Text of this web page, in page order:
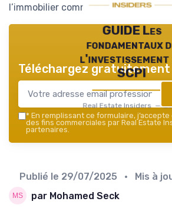
l’immobilier commercial.
GUIDE Les
fondamentaux
l'investissement
SCPI
Real Estate Insiders —
Téléchargez gratuitement
* En remplissant ce formulaire, j’accepte
des fins commerciales par Real Estate
partenaires.
Publié le 29/07/2025 • Mis à
par Mohamed Seck